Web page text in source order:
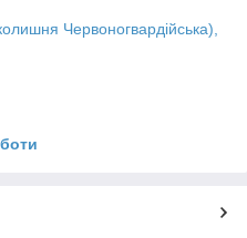
Червоногвардійська),